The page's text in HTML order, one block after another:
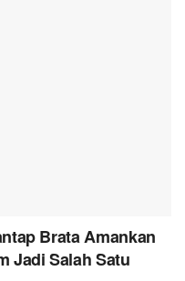
Brata Amankan
Jadi Salah Satu